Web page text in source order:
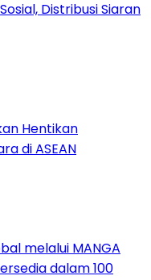
Distribusi Siaran
Hentikan
di ASEAN
melalui MANGA
dalam 100